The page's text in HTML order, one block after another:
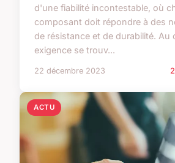
d'une fiabilité incontestable, où
composant doit répondre à des
de résistance et de durabilité.
exigence se trouv...
22 décembre 2023
ACTU